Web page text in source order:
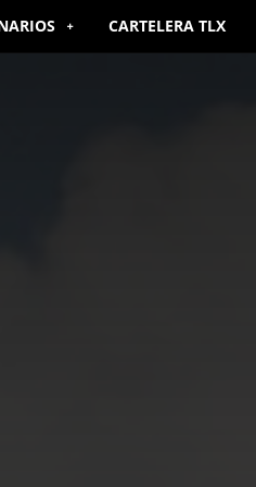
CARTELERA TLX